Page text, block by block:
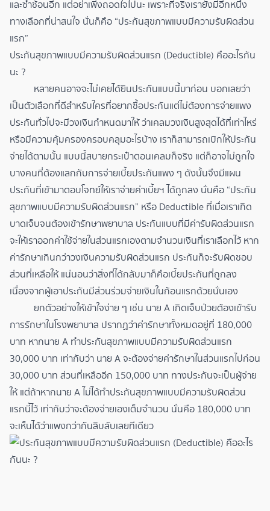
และซ้ำซ้อนอีก แต่อย่าเพิ่งถอดใจไปนะ เพราะที่จริงเรายังมีอีกหนึ่ง
ทางเลือกที่น่าสนใจ นั่นก็คือ “ประกันสุขภาพแบบมีความรับผิดส่วน
แรก”
ประกันสุขภาพแบบมีความรับผิดส่วนแรก (Deductible) คืออะไรกัน
นะ ?
หลายคนอาจจะไม่เคยได้ยินประกันแบบนี้มาก่อน บอกเลยว่า
เป็นตัวเลือกที่ดีสำหรับใครที่อยากซื้อประกันแต่ไม่ต้องการจ่ายแพง
ประกันทั่วไปจะมีวงเงินกำหนดมาให้ ว่าเคลมวงเงินสูงสุดได้ที่เท่าไหร่
หรือมีความคุ้มครองครอบคลุมอะไรบ้าง เราก็สามารถเบิกให้ประกัน
จ่ายได้ตามนั้น แบบนี้สบายกระเป๋าตอนเคลมก็จริง แต่ก็อาจไม่ถูกใจ
บางคนที่ต้องแลกกับการจ่ายเบี้ยประกันแพง ๆ ดังนั้นจึงมีแผน
ประกันที่เข้ามาตอบโจทย์ให้เราจ่ายค่าเบี้ยฯ ได้ถูกลง นั่นคือ “ประกัน
สุขภาพแบบมีความรับผิดส่วนแรก” หรือ Deductible ที่เมื่อเราเกิด
บาดเจ็บจนต้องเข้ารักษาพยาบาล ประกันแบบที่มีค่ารับผิดส่วนแรก
จะให้เราออกค่าใช้จ่ายในส่วนแรกเองตามจำนวนเงินที่เราเลือกไว้ หาก
ค่ารักษาเกินกว่าวงเงินความรับผิดส่วนแรก ประกันก็จะรับผิดชอบ
ส่วนที่เหลือให้ แน่นอนว่าสิ่งที่ได้กลับมาก็คือเบี้ยประกันที่ถูกลง
เนื่องจากผู้เอาประกันมีส่วนร่วมจ่ายเงินในก้อนแรกด้วยนั่นเอง
ยกตัวอย่างให้เข้าใจง่าย ๆ เช่น นาย A เกิดเจ็บป่วยต้องเข้ารับ
การรักษาในโรงพยาบาล ปรากฏว่าค่ารักษาทั้งหมดอยู่ที่ 180,000
บาท หากนาย A ทำประกันสุขภาพแบบมีความรับผิดส่วนแรก
30,000 บาท เท่ากับว่า นาย A จะต้องจ่ายค่ารักษาในส่วนแรกไปก่อน
30,000 บาท ส่วนที่เหลืออีก 150,000 บาท ทางประกันจะเป็นผู้จ่าย
ให้ แต่ถ้าหากนาย A ไม่ได้ทำประกันสุขภาพแบบมีความรับผิดส่วน
แรกนี้ไว้ เท่ากับว่าจะต้องจ่ายเองเต็มจำนวน นั่นคือ 180,000 บาท
จะเห็นได้ว่าแพงกว่ากันลิบลับเลยทีเดียว